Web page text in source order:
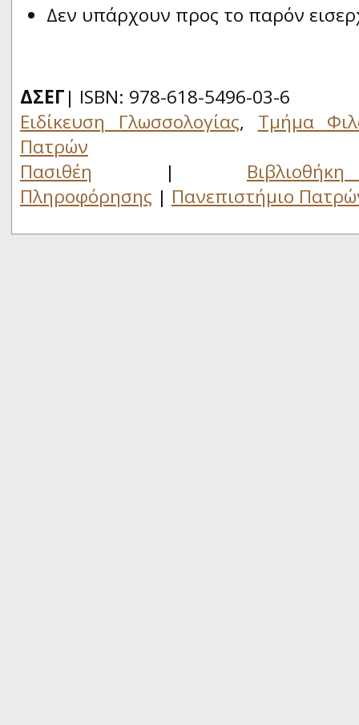
Δεν υπάρχουν προς το παρόν
ΔΣΕΓ| ISBN: 978-618-5496-03-6
Ειδίκευση Γλωσσολογίας, Τμήμα
Πατρών
Πασιθέη |
Πληροφόρησης | Πανεπιστήμιο